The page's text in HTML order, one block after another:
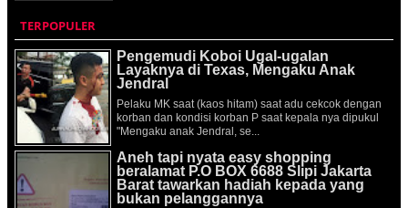
TERPOPULER
Pengemudi Koboi Ugal-ugalan
Layaknya di Texas, Mengaku Anak
Jendral
Pelaku MK saat (kaos hitam) saat adu cekcok dengan
korban dan kondisi korban P saat kepala nya dipukul
"Mengaku anak Jendral, se...
Aneh tapi nyata easy shopping
beralamat P.O BOX 6688 Slipi Jakarta
Barat tawarkan hadiah kepada yang
bukan pelanggannya